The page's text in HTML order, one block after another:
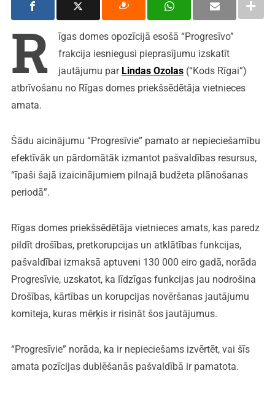
R
īgas domes opozīcijā esošā “Progresīvo”
frakcija iesniegusi pieprasījumu izskatīt
jautājumu par Lindas Ozolas(“Kods Rīgai”)
atbrīvošanu no Rīgas domes priekšsēdētāja vietnieces
amata.
Šādu aicinājumu “Progresīvie” pamato ar nepieciešamību
efektīvāk un pārdomātāk izmantot pašvaldības resursus,
“īpaši šajā izaicinājumiem pilnajā budžeta plānošanas
periodā”.
Rīgas domes priekšsēdētāja vietnieces amats, kas paredz
pildīt drošības, pretkorupcijas un atklātības funkcijas,
pašvaldībai izmaksā aptuveni 130 000 eiro gadā, norāda
Progresīvie, uzskatot, ka līdzīgas funkcijas jau nodrošina
Drošības, kārtības un korupcijas novēršanas jautājumu
komiteja, kuras mērķis ir risināt šos jautājumus.
“Progresīvie” norāda, ka ir nepieciešams izvērtēt, vai šīs
amata pozīcijas dublēšanās pašvaldībā ir pamatota.